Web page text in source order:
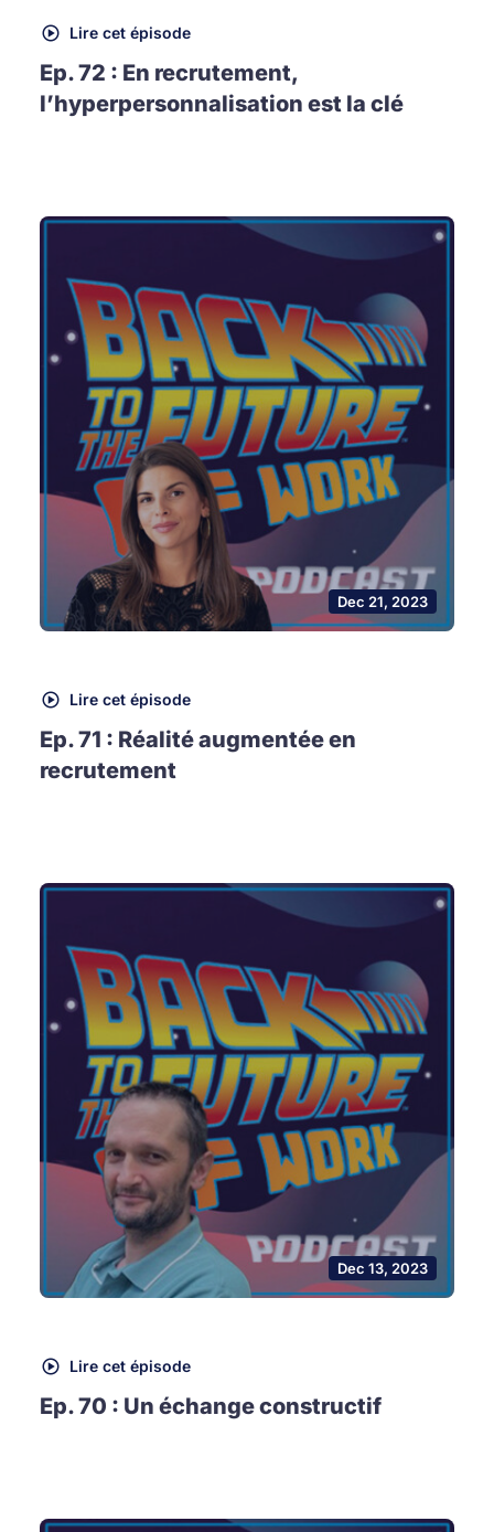
Lire cet épisode
Ep. 72 : En recrutement,
l’hyperpersonnalisation est la clé
Dec 21, 2023
Lire cet épisode
Ep. 71 : Réalité augmentée en
recrutement
Dec 13, 2023
Lire cet épisode
Ep. 70 : Un échange constructif